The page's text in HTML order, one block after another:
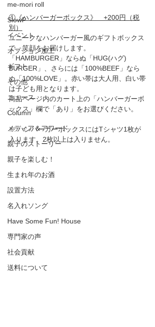
me-mori roll
SlowP
イベント
オプション加工
ギフト
その他
ニュース
Column
メディア＆アワード
親子のストーリー
親子を楽しむ！
生まれ年のお酒
設置方法
名入れソング
Have Some Fun! House
専門家の声
社会貢献
送料について
①《ハンバーガーボックス》　+200円（税
別）
ユニークなハンバーガー風のギフトボックス
で、笑顔をお届けします。
「HAMBURGER」ならぬ「HUG(ハグ)
BURGER」、さらには「100%BEEF」なら
ぬ「100%LOVE」。赤い帯は大人用、白い帯
は子ども用となります。
商品ページ内のカート上の「ハンバーガーボ
ックス」欄で「あり」をお選びください。
※ ハンバーガーボックスにはTシャツ1枚が
入ります。2枚以上は入りません。